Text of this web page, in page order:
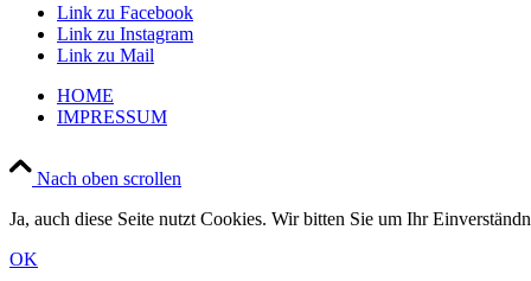
Link zu Facebook
Link zu Instagram
Link zu Mail
HOME
IMPRESSUM
Nach oben scrollen
Ja, auch diese Seite nutzt Cookies. Wir bitten Sie um Ihr
OK